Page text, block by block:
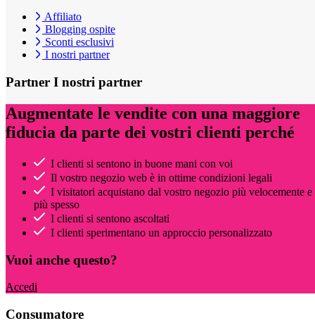
Affiliato
Blogging ospite
Sconti esclusivi
I nostri partner
Partner I nostri partner
Augmentate le vendite con una maggiore
fiducia da parte dei vostri clienti perché
I clienti si sentono in buone mani con voi
Il vostro negozio web è in ottime condizioni legali
I visitatori acquistano dal vostro negozio più velocemente e
più spesso
I clienti si sentono ascoltati
I clienti sperimentano un approccio personalizzato
Vuoi anche questo?
Accedi
Consumatore